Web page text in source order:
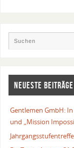
NEUESTE BEITRÄGE
Gentlemen GmbH:
und „Mission